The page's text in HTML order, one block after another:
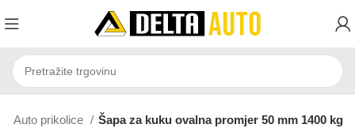
Auto prikolice Šapa za kuku ovalna promjer 50 mm 1400 kg